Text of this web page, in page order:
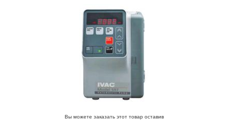
Вы можете заказать этот товар оставив